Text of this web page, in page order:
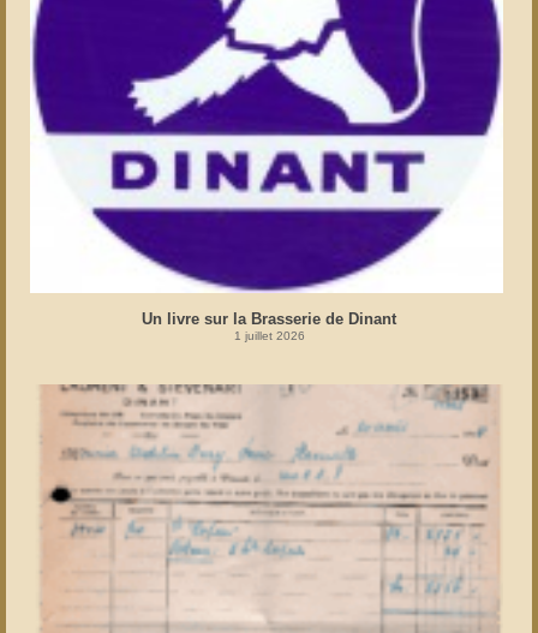
Un livre sur la Brasserie de Dinant
1 juillet 2026